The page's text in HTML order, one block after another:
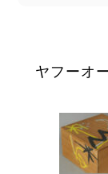
ヤフーオ